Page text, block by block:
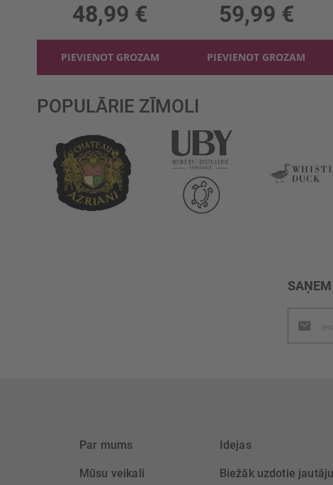
48,99 €
PIEVIENOT GROZAM
59,99 €
PIEVIENOT GROZAM
POPULĀRIE ZĪMOLI
jaunumu
Par mums
Mūsu veikali
Idejas
Biežāk uzdotie